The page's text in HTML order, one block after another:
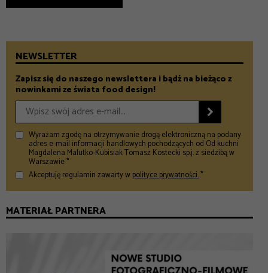
NEWSLETTER
Zapisz się do naszego newslettera i bądź na bieżąco z
nowinkami ze świata food design!

Wyrażam zgodę na otrzymywanie drogą elektroniczną na podany
adres e-mail informacji handlowych pochodzących od Od kuchni
Magdalena Malutko-Kubisiak Tomasz Kostecki sp.j. z siedzibą w
Warszawie *
Akceptuję regulamin zawarty wpolityce prywatności.*
MATERIAŁ PARTNERA